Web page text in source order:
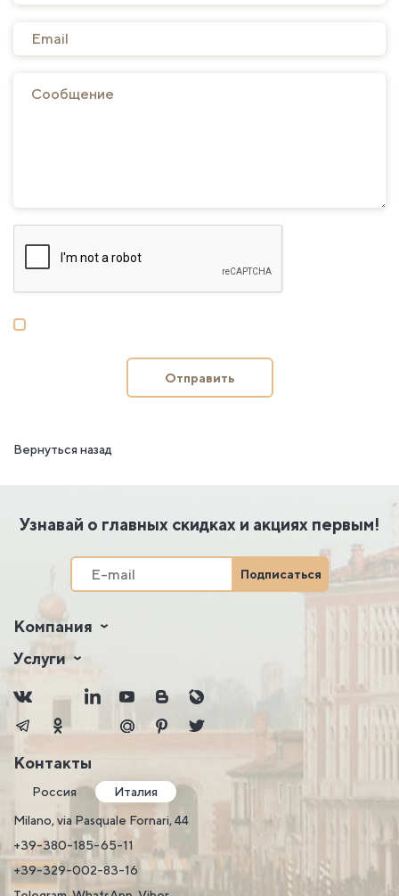
Отправить
Вернуться назад
Узнавай о главных скидках и акциях первым!
Подписаться
Компания
Услуги
Контакты
Россия
Италия
Milano, via Pasquale Fornari, 44
+39-380-185-65-11
+39-329-002-83-16